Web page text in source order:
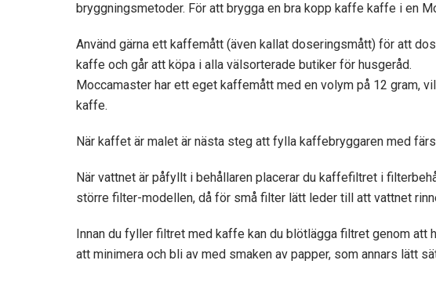
bryggningsmetoder. För att brygga en bra kopp kaffe kaffe i en
Använd gärna ett kaffemått (även kallat doseringsmått) för att
kaffe och går att köpa i alla välsorterade butiker för husgeråd.
Moccamaster har ett eget kaffemått med en volym på 12 gram,
kaffe.
När kaffet är malet är nästa steg att fylla kaffebryggaren med
När vattnet är påfyllt i behållaren placerar du kaffefiltret i
större filter-modellen, då för små filter lätt leder till att vattnet
Innan du fyller filtret med kaffe kan du blötlägga filtret genom att
att minimera och bli av med smaken av papper, som annars lätt